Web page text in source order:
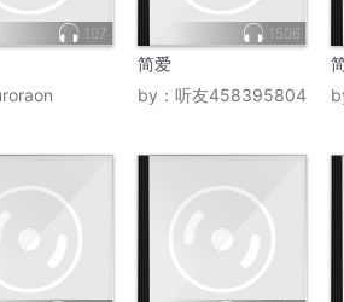
107 1506
简爱
by： 听友458395804